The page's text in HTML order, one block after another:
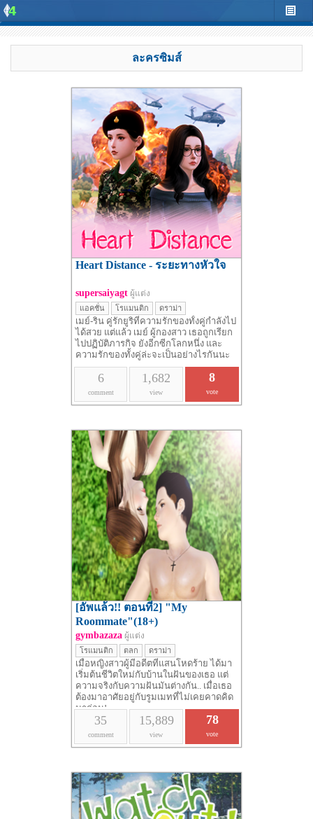
ละครซิมส์
Heart Distance - ระยะทางหัวใจ
supersaiyagt ผู้แต่ง
แอคชั่น โรแมนติก ดราม่า
เมย์-ริน คู่รักยูริที่ความรักของทั้งคู่กำลังไป
ได้สวย แต่แล้ว เมย์ ผู้กองสาว เธอถูกเรียก
ไปปฏิบัติภารกิจ ยังอีกซีกโลกหนึ่ง และ
ความรักของทั้งคู่ล่ะจะเป็นอย่างไรกันนะ
6
comment
1,682
view
8
vote
[อัพแล้ว!! ตอนที่2] "My
Roommate"(18+)
gymbazaza ผู้แต่ง
โรแมนติก ตลก ดราม่า
เมื่อหญิงสาวผู้มีอดีตที่แสนโหดร้าย ได้มา
เริ่มต้นชีวิตใหม่กับบ้านในฝันของเธอ แต่
ความจริงกับความฝันมันต่างกัน.. เมื่อเธอ
ต้องมาอาศัยอยู่กับรูมเมทที่ไม่เคยคาดคิด
มาก่อน!
35
comment
15,889
view
78
vote